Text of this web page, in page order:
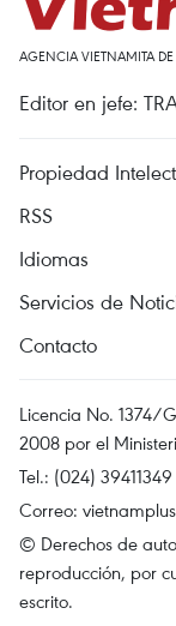
AGENCIA VIETNAMITA
Editor en jefe:
Propiedad
RSS
Idiomas
Servicios de
Contacto
Licencia No. 1374/
2008 por el
Tel.: (024)
Correo:
© Derechos de
reproducción, por
escrito.